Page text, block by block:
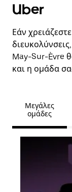
Uber
Εάν
May-Sur-Èvre
και η ομάδα
Μεγάλες
ομάδες